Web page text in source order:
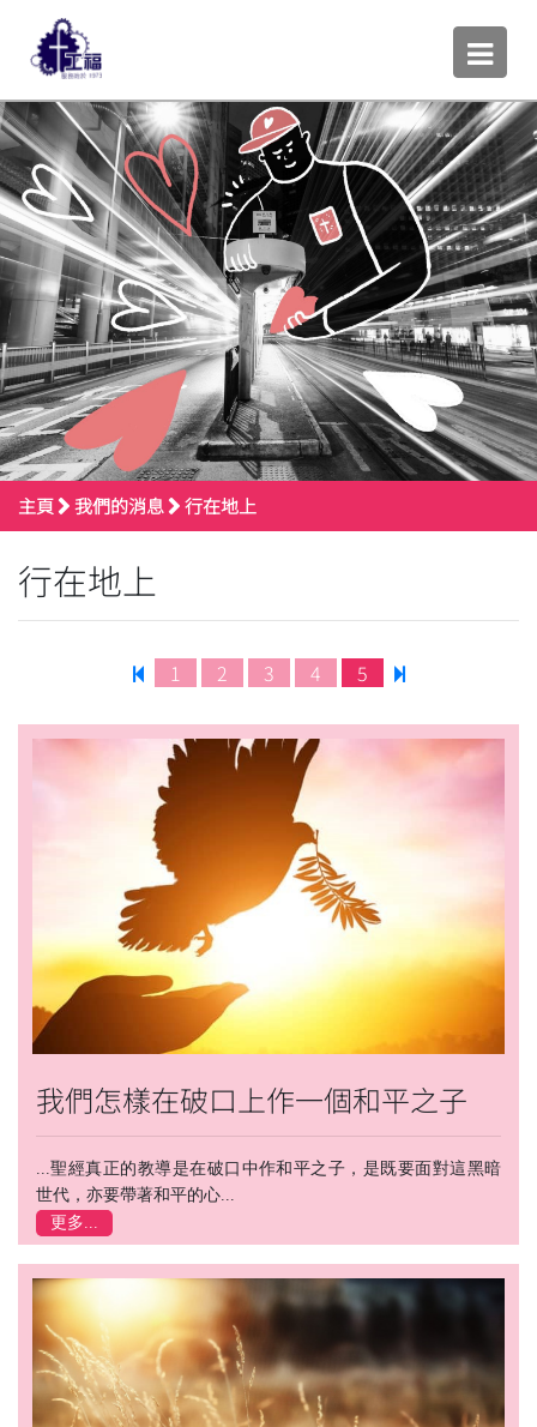
主頁 我們的消息 行在地上
行在地上
1 2 3 4 5
我們怎樣在破口上作一個和平之子
...聖經真正的教導是在破口中作和平之子，是既要面對這黑暗
世代，亦要帶著和平的心...
更多...